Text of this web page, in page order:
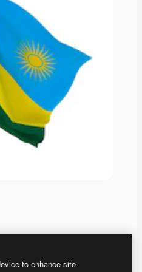
to enhance site